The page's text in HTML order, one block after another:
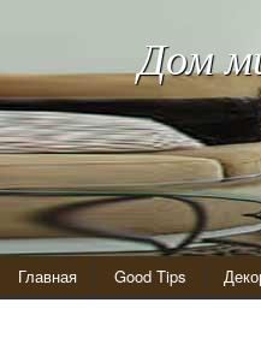
Дом
Главная Good Tips